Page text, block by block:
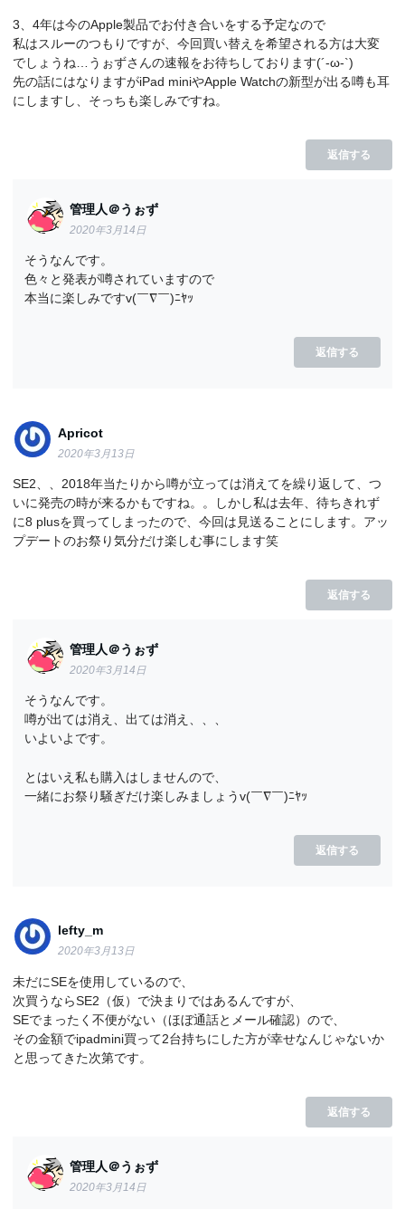
3、4年は今のApple製品でお付き合いをする予定なので
私はスルーのつもりですが、今回買い替えを希望される方は大変
でしょうね…うぉずさんの速報をお待ちしております(´-ω-`)
先の話にはなりますがiPad miniやApple Watchの新型が出る噂も耳
にしますし、そっちも楽しみですね。
返信する
管理人＠うぉず
2020年3月14日
そうなんです。
色々と発表が噂されていますので
本当に楽しみですv(￣∇￣)ﾆﾔｯ
返信する
Apricot
2020年3月13日
SE2、、2018年当たりから噂が立っては消えてを繰り返して、つ
いに発売の時が来るかもですね。。しかし私は去年、待ちきれず
に8 plusを買ってしまったので、今回は見送ることにします。アッ
プデートのお祭り気分だけ楽しむ事にします笑
返信する
管理人＠うぉず
2020年3月14日
そうなんです。
噂が出ては消え、出ては消え、、、
いよいよです。
とはいえ私も購入はしませんので、
一緒にお祭り騒ぎだけ楽しみましょうv(￣∇￣)ﾆﾔｯ
返信する
lefty_m
2020年3月13日
未だにSEを使用しているので、
次買うならSE2（仮）で決まりではあるんですが、
SEでまったく不便がない（ほぼ通話とメール確認）ので、
その金額でipadmini買って2台持ちにした方が幸せなんじゃないか
と思ってきた次第です。
返信する
管理人＠うぉず
2020年3月14日